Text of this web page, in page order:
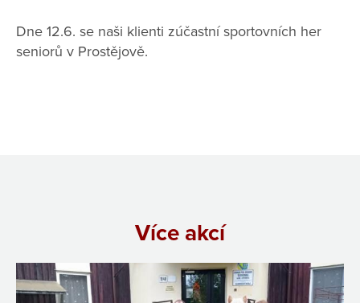
Dne 12.6. se naši klienti zúčastní sportovních her
seniorů v Prostějově.
Více akcí